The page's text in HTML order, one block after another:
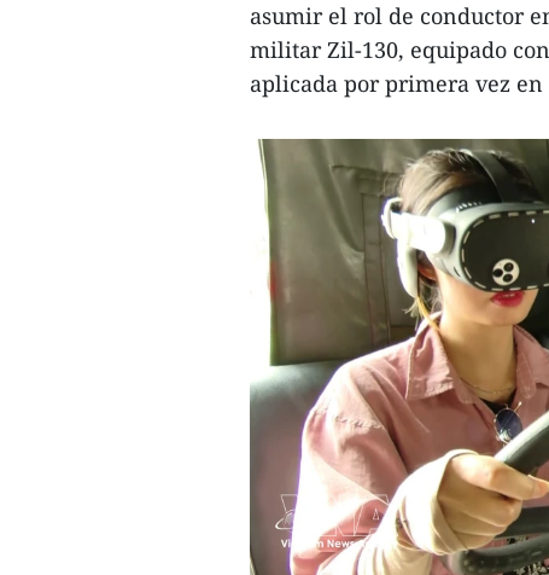
asumir el rol de conductor
militar Zil-130, equipado
aplicada por primera vez